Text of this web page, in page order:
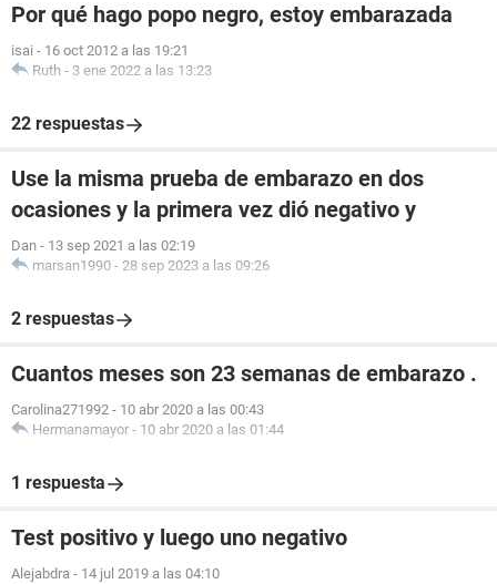
Por qué hago popo negro, estoy embarazada
isai - 16 oct 2012 a las 19:21
Ruth - 3 ene 2022 a las 13:23
22 respuestas
Use la misma prueba de embarazo en dos
ocasiones y la primera vez dió negativo y
Dan - 13 sep 2021 a las 02:19
marsan1990 - 28 sep 2023 a las 09:26
2 respuestas
Cuantos meses son 23 semanas de embarazo .
Carolina271992 - 10 abr 2020 a las 00:43
Hermanamayor - 10 abr 2020 a las 01:44
1 respuesta
Test positivo y luego uno negativo
Alejabdra - 14 jul 2019 a las 04:10